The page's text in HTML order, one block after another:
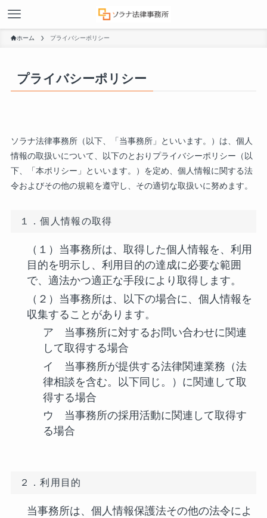
ホーム プライバシーポリシー
プライバシーポリシー
ソラナ法律事務所（以下、「当事務所」といいます。）は、個人
情報の取扱いについて、以下のとおりプライバシーポリシー（以
下、「本ポリシー」といいます。）を定め、個人情報に関する法
令およびその他の規範を遵守し、その適切な取扱いに努めます。
１．個人情報の取得
（１）当事務所は、取得した個人情報を、利用
目的を明示し、利用目的の達成に必要な範囲
で、適法かつ適正な手段により取得します。
（２）当事務所は、以下の場合に、個人情報を
収集することがあります。
ア 当事務所に対するお問い合わせに関連
して取得する場合
イ 当事務所が提供する法律関連業務（法
律相談を含む。以下同じ。）に関連して取
得する場合
ウ 当事務所の採用活動に関連して取得す
る場合
２．利用目的
当事務所は、個人情報保護法その他の法令によ